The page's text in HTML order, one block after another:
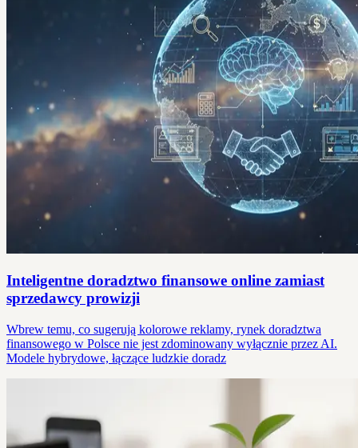
Inteligentne doradztwo finansowe online zamiast
sprzedawcy prowizji
Wbrew temu, co sugerują kolorowe reklamy, rynek doradztwa
finansowego w Polsce nie jest zdominowany wyłącznie przez AI.
Modele hybrydowe, łączące ludzkie doradz